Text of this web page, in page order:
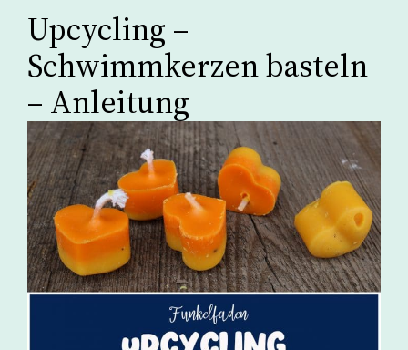
Upcycling –
Schwimmkerzen basteln
– Anleitung